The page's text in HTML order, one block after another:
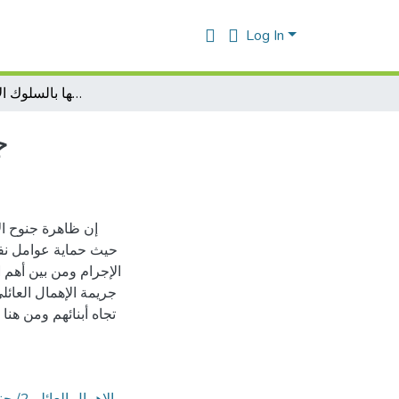
Log In
جريمة الإهمال العائلي وعلاقتها بالسلوك الإجرامي للأحداث
إن ظاهرة جنوح
حيث حماية عوامل
الإجرام ومن بين
جريمة الإهمال
تجاه أبنائهم ومن